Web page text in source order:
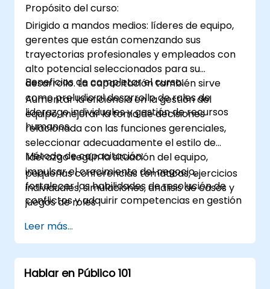
Propósito del curso:
Dirigido a mandos medios: líderes de equipo,
gerentes que están comenzando sus
trayectorias profesionales y empleados con
alto potencial seleccionados para su
desarrollo. La capacitación también sirve
como preludio al desarrollo de roles de
liderazgo individuales y gestión de recursos
humanos.
Beneficios de completar el curso:
Aumentar la eficiencia en la gestión del
equipo, mejorar la toma de decisiones
relacionada con las funciones gerenciales,
seleccionar adecuadamente el estilo de
liderazgo según la situación del equipo,
impulsar el crecimiento del negocio,
fortalecer las habilidades de resolución de
conflictos y adquirir competencias en gestión
Método de capacitación:
pequeñas conferencias temáticas, ejercicios
individuales, simulaciones, análisis de casos y
juegos de roles
Leer más...
Hablar en Público 101